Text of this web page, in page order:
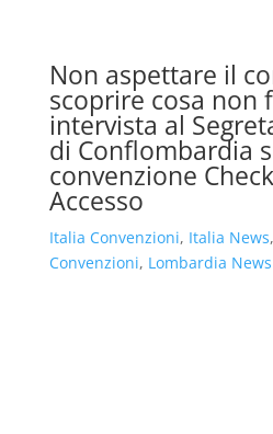
Non aspettare il
scoprire cosa non
intervista al
di Conflombardia
convenzione
Accesso
Italia Convenzioni, Italia News,
Convenzioni, Lombardia News